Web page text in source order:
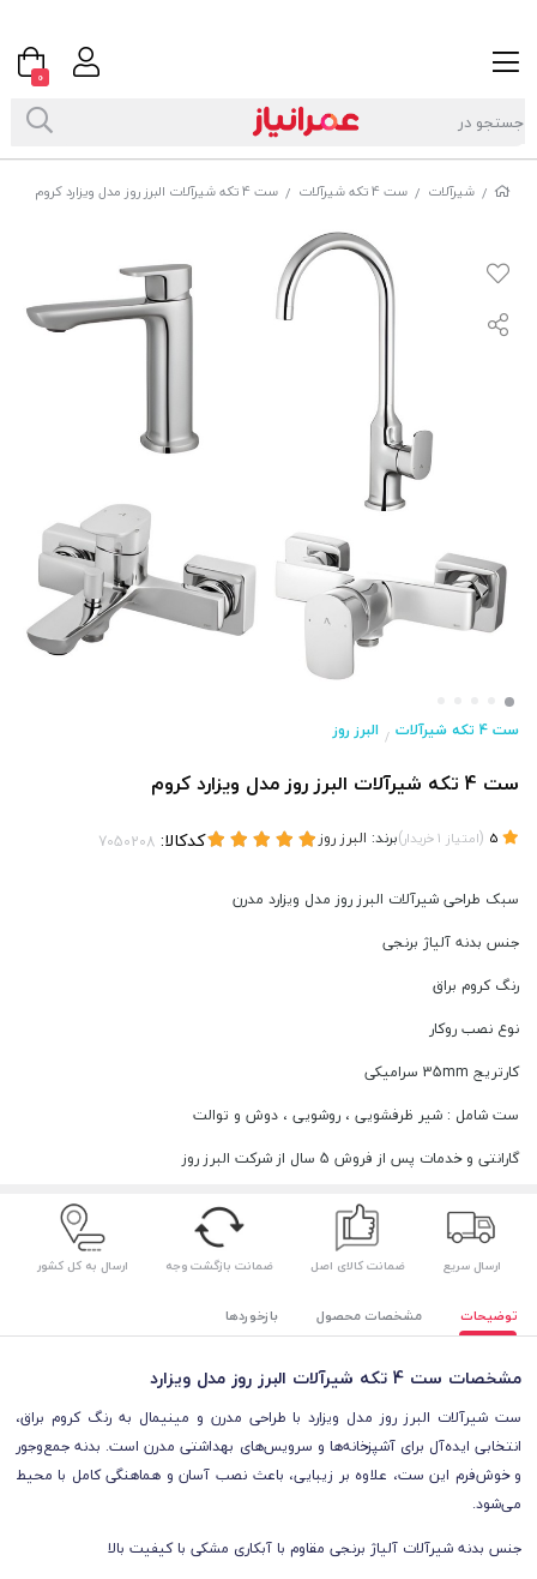
/ شیرآلات / ست 4 تکه شیرآلات / ست 4 تکه شیرآلات البرز روز مدل ویزارد کروم
ست 4 تکه شیرآلات / البرز روز
ست 4 تکه شیرآلات البرز روز مدل ویزارد کروم
(امتیاز 1خریدار)برند: البرز روز کدکالا:
سبک طراحی شیرآلات البرز روز مدل ویزارد مدرن
جنس بدنه آلیاژ برنجی
رنگ کروم براق
نوع نصب روکار
کارتریج 35mm سرامیکی
ست شامل : شیر ظرفشویی ، روشویی ، دوش و توالت
گارانتی و خدمات پس از فروش 5 سال از شرکت البرز روز
ارسال سریع ضمانت کالای اصل ضمانت بازگشت وجه ارسال به کل کشور
توضیحات مشخصات محصول بازخوردها
مشخصات ست 4 تکه شیرآلات البرز روز مدل ویزارد
ست شیرآلات البرز روز مدل ویزارد با طراحی مدرن و مینیمال به رنگ کروم براق،
انتخابی ایده‌آل برای آشپزخانه‌ها و سرویس‌های بهداشتی مدرن است. بدنه جمع‌وجور
و خوش‌فرم این ست، علاوه بر زیبایی، باعث نصب آسان و هماهنگی کامل با محیط
می‌شود.
جنس بدنه شیرآلات آلیاژ برنجی مقاوم با آبکاری مشکی با کیفیت بالا
0